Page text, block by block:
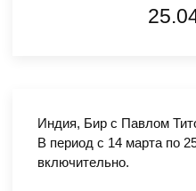
Индия, Бир с Павлом
В период с 14 марта по
включительно.